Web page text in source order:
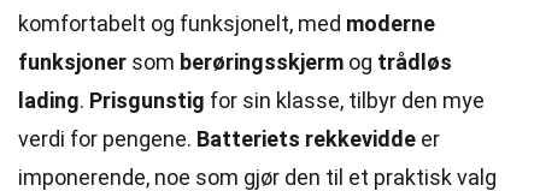
komfortabelt og funksjonelt, med moderne
funksjoner som berøringsskjerm og trådløs
lading. Prisgunstig for sin klasse, tilbyr den mye
verdi for pengene. Batteriets rekkevidde er
imponerende, noe som gjør den til et praktisk valg